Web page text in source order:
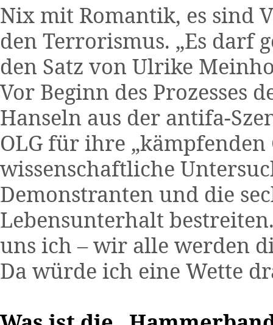
Nix mit Romantik, es sind
den Terrorismus. „Es darf
den Satz von Ulrike
Vor Beginn des Prozesses
Hanseln aus der antifa-
OLG für ihre „kämpfenden
wissenschaftliche
Demonstranten und die
Lebensunterhalt
uns ich – wir alle werden
Da würde ich eine Wette